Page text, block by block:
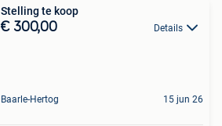
Stelling te koop
€ 300,00 Details
Baarle-Hertog 15 jun 26